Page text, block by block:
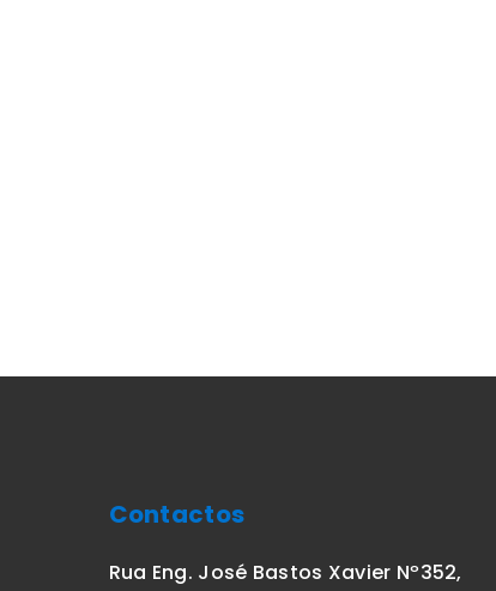
Contactos
Rua Eng. José Bastos Xavier Nº352,